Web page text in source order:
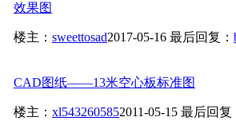
效果图
楼主： sweettosad2017-05-16 最后回复：
CAD图纸——13米空心板标准图
楼主： xl5432605852011-05-15 最后回复